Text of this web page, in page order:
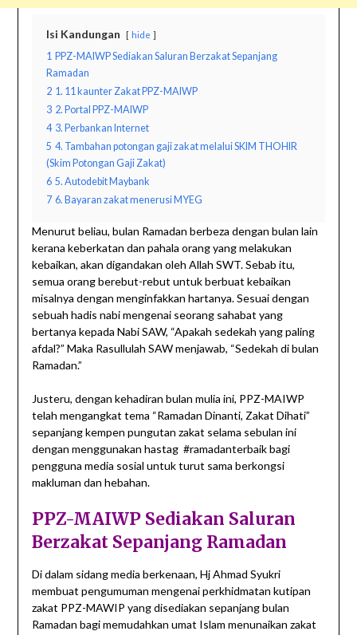
Isi Kandungan hide
1 PPZ-MAIWP Sediakan Saluran Berzakat Sepanjang
Ramadan
2 1. 11 kaunter Zakat PPZ-MAIWP
3 2. Portal PPZ-MAIWP
4 3. Perbankan Internet
5 4. Tambahan potongan gaji zakat melalui SKIM THOHIR
(Skim Potongan Gaji Zakat)
6 5. Autodebit Maybank
7 6. Bayaran zakat menerusi MYEG
Menurut beliau, bulan Ramadan berbeza dengan bulan lain
kerana keberkatan dan pahala orang yang melakukan
kebaikan, akan digandakan oleh Allah SWT. Sebab itu,
semua orang berebut-rebut untuk berbuat kebaikan
misalnya dengan menginfakkan hartanya. Sesuai dengan
sebuah hadis nabi mengenai seorang sahabat yang
bertanya kepada Nabi SAW, “Apakah sedekah yang paling
afdal?” Maka Rasullulah SAW menjawab, “Sedekah di bulan
Ramadan.”
Justeru, dengan kehadiran bulan mulia ini, PPZ-MAIWP
telah mengangkat tema “Ramadan Dinanti, Zakat Dihati”
sepanjang kempen pungutan zakat selama sebulan ini
dengan menggunakan hastag #ramadanterbaik bagi
pengguna media sosial untuk turut sama berkongsi
makluman dan hebahan.
PPZ-MAIWP Sediakan Saluran
Berzakat Sepanjang Ramadan
Di dalam sidang media berkenaan, Hj Ahmad Syukri
membuat pengumuman mengenai perkhidmatan kutipan
zakat PPZ-MAWIP yang disediakan sepanjang bulan
Ramadan bagi memudahkan umat Islam menunaikan zakat